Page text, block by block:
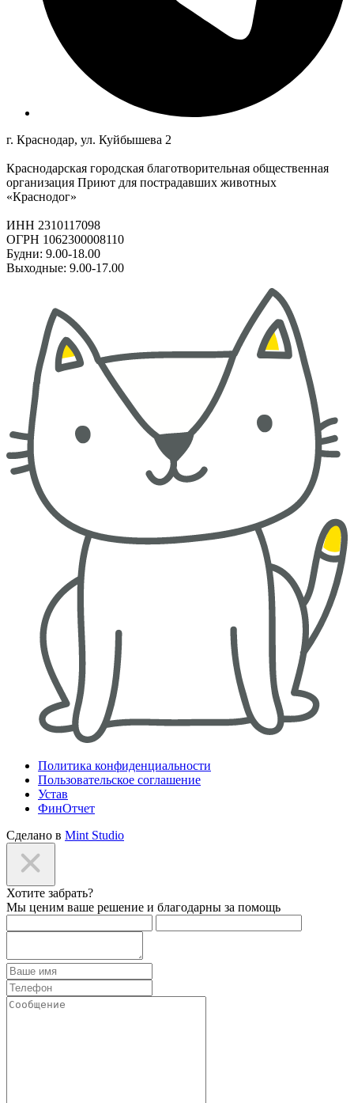
г. Краснодар, ул. Куйбышева 2
Краснодарская городская благотворительная общественная
организация Приют для пострадавших животных
«Краснодог»
ИНН 2310117098
ОГРН 1062300008110
Будни: 9.00-18.00
Выходные: 9.00-17.00
Политика конфиденциальности
Пользовательское соглашение
Устав
ФинОтчет
Сделано в Mint Studio
Хотите забрать?
Мы ценим ваше решение и благодарны за помощь